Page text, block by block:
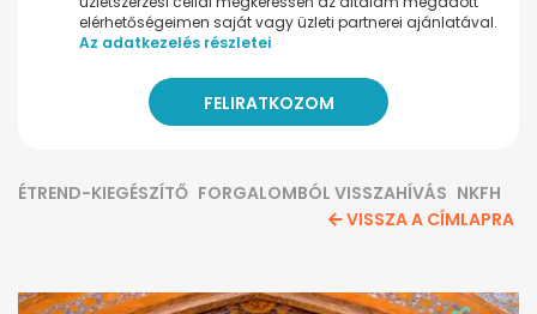
elérhetőségeimen saját vagy üzleti partnerei ajánlatával.
Az adatkezelés részletei
ÉTREND-KIEGÉSZÍTŐ FORGALOMBÓL VISSZAHÍVÁS NKFH
VISSZA A CÍMLAPRA